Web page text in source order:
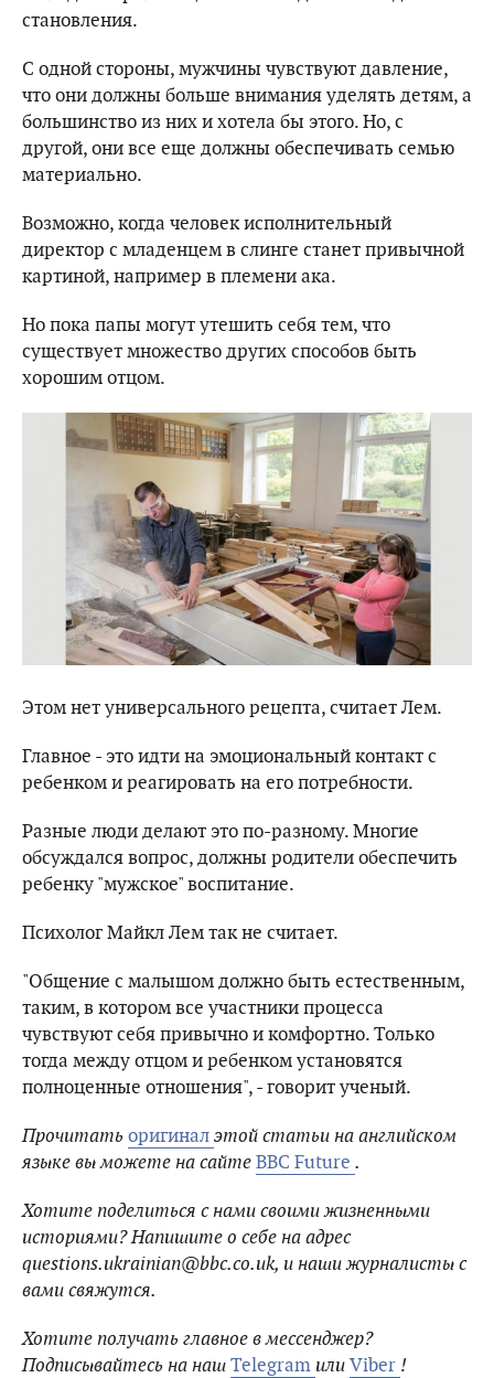
становления.
С одной стороны, мужчины чувствуют давление,
что они должны больше внимания уделять детям, а
большинство из них и хотела бы этого. Но, с
другой, они все еще должны обеспечивать семью
материально.
Возможно, когда человек исполнительный
директор с младенцем в слинге станет привычной
картиной, например в племени ака.
Но пока папы могут утешить себя тем, что
существует множество других способов быть
хорошим отцом.
Этом нет универсального рецепта, считает Лем.
Главное - это идти на эмоциональный контакт с
ребенком и реагировать на его потребности.
Разные люди делают это по-разному. Многие
обсуждался вопрос, должны родители обеспечить
ребенку "мужское" воспитание.
Психолог Майкл Лем так не считает.
"Общение с малышом должно быть естественным,
таким, в котором все участники процесса
чувствуют себя привычно и комфортно. Только
тогда между отцом и ребенком установятся
полноценные отношения", - говорит ученый.
Прочитатьоригиналэтой статьи на английском
языке вы можете на сайтеBBC Future .
Хотите поделиться с нами своими жизненными
историями? Напишите о себе на адрес
questions.ukrainian@bbc.co.uk, и наши журналисты с
вами свяжутся.
Хотите получать главное в мессенджер?
Подписывайтесь на нашTelegram илиViber !